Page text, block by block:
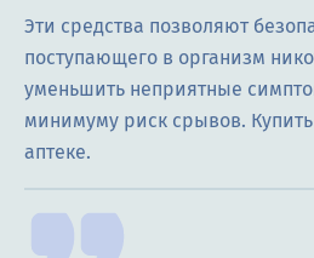
Эти средства позволяют
поступающего в организм
уменьшить неприятные
минимуму риск срывов.
аптеке.